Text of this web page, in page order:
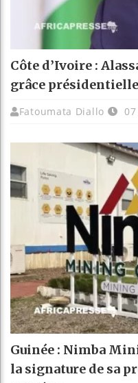
Côte d’Ivoire :
grâce présidentielle
Fatoumata Diallo
Guinée : Nimba
la signature de sa